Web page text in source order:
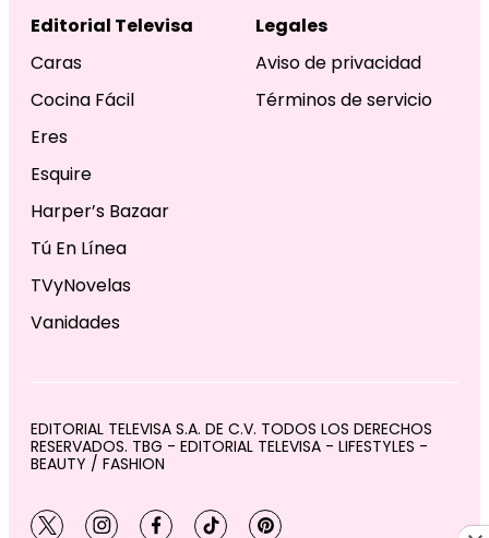
Editorial Televisa
Caras
Cocina Fácil
Eres
Esquire
Harper’s Bazaar
Tú En Línea
TVyNovelas
Vanidades
Legales
Aviso de privacidad
Términos de servicio
EDITORIAL TELEVISA S.A. DE C.V. TODOS LOS DERECHOS
RESERVADOS. TBG - EDITORIAL TELEVISA - LIFESTYLES -
BEAUTY / FASHION